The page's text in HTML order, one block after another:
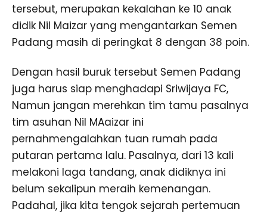
tersebut, merupakan kekalahan ke 10 anak
didik Nil Maizar yang mengantarkan Semen
Padang masih di peringkat 8 dengan 38 poin.
Dengan hasil buruk tersebut Semen Padang
juga harus siap menghadapi Sriwijaya FC,
Namun jangan merehkan tim tamu pasalnya
tim asuhan Nil MAaizar ini
pernahmengalahkan tuan rumah pada
putaran pertama lalu. Pasalnya, dari 13 kali
melakoni laga tandang, anak didiknya ini
belum sekalipun meraih kemenangan.
Padahal, jika kita tengok sejarah pertemuan